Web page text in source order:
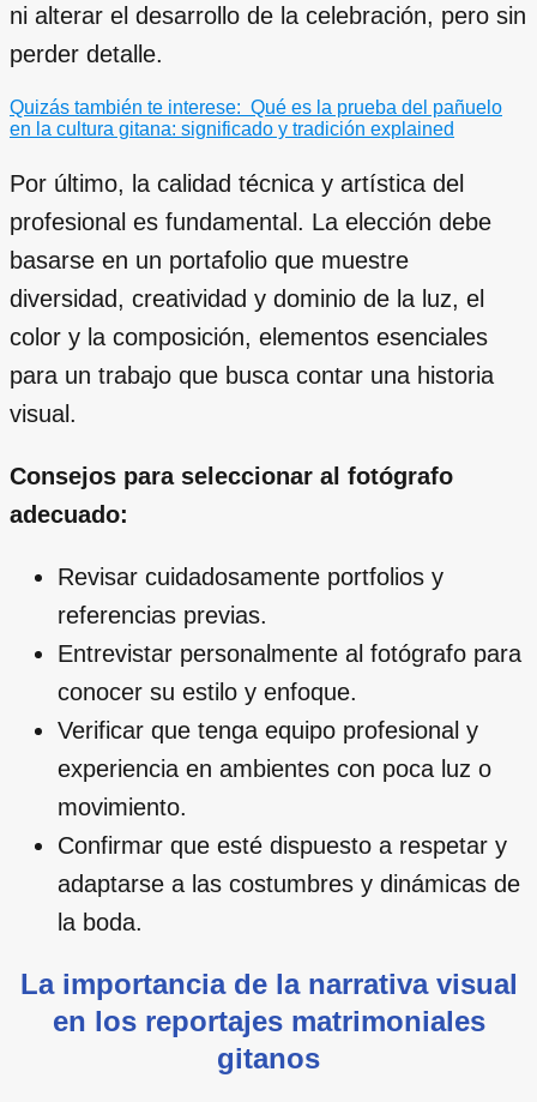
ni alterar el desarrollo de la celebración, pero sin
perder detalle.
Quizás también te interese: Qué es la prueba del pañuelo
en la cultura gitana: significado y tradición explained
Por último, la calidad técnica y artística del
profesional es fundamental. La elección debe
basarse en un portafolio que muestre
diversidad, creatividad y dominio de la luz, el
color y la composición, elementos esenciales
para un trabajo que busca contar una historia
visual.
Consejos para seleccionar al fotógrafo
adecuado:
Revisar cuidadosamente portfolios y
referencias previas.
Entrevistar personalmente al fotógrafo para
conocer su estilo y enfoque.
Verificar que tenga equipo profesional y
experiencia en ambientes con poca luz o
movimiento.
Confirmar que esté dispuesto a respetar y
adaptarse a las costumbres y dinámicas de
la boda.
La importancia de la narrativa visual
en los reportajes matrimoniales
gitanos